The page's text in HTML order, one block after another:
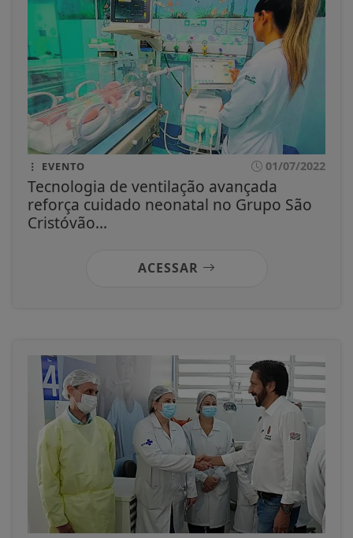
EVENTO 01/07/2022
Tecnologia de ventilação avançada
reforça cuidado neonatal no Grupo São
Cristóvão...
ACESSAR